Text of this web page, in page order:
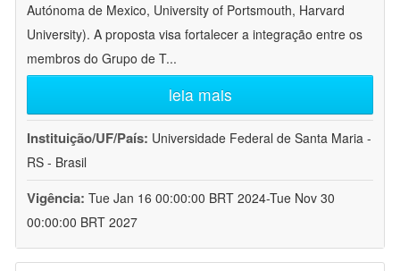
Autónoma de Mexico, University of Portsmouth, Harvard
University). A proposta visa fortalecer a integração entre os
membros do Grupo de T...
leia mais
Instituição/UF/País: Universidade Federal de Santa Maria -
RS - Brasil
Vigência: Tue Jan 16 00:00:00 BRT 2024-Tue Nov 30
00:00:00 BRT 2027